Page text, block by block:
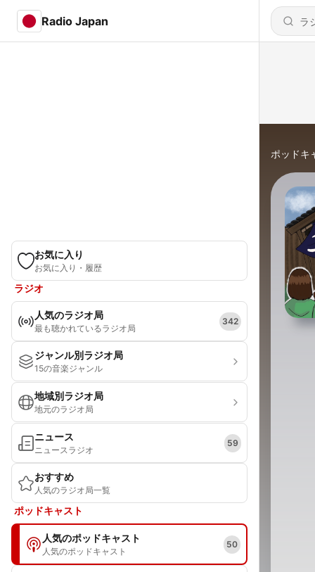
Radio Japan
お気に入り
お気に入り・履歴
ラジオ
人気のラジオ局
最も聴かれているラジオ局
342
ジャンル別ラジオ局
15の音楽ジャンル
地域別ラジオ局
地元のラジオ局
ニュース
ニュースラジオ
59
おすすめ
人気のラジオ局一覧
ポッドキャスト
人気のポッドキャスト
人気のポッドキャスト
50
ポッドキ